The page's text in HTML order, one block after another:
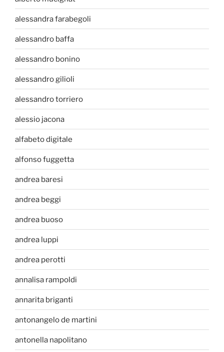
alessandra farabegoli
alessandro baffa
alessandro bonino
alessandro gilioli
alessandro torriero
alessio jacona
alfabeto digitale
alfonso fuggetta
andrea baresi
andrea beggi
andrea buoso
andrea luppi
andrea perotti
annalisa rampoldi
annarita briganti
antonangelo de martini
antonella napolitano